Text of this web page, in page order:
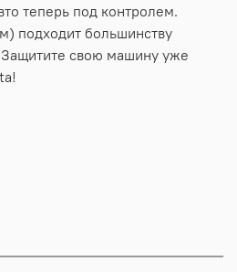
теперь под контролем.
подходит большинству
свою машину уже